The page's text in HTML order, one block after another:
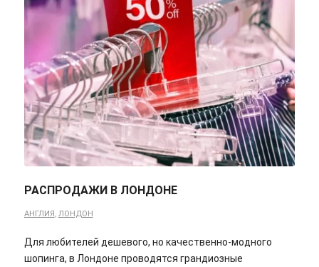
РАСПРОДАЖИ В ЛОНДОНЕ
АНГЛИЯ, ЛОНДОН
Для любителей дешевого, но качественно-модного
шопинга, в Лондоне проводятся грандиозные